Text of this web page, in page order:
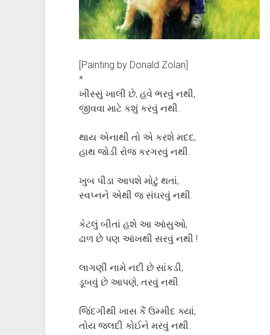
[Painting by Donald Zolan]
*
ખીસ્સું ખાલી છે, હવે ભરવું નથી,
જીવવા માટે કશું કરવું નથી.
થાય એનાથી તો એ કરશે મદદ,
હાથ જોડી રોજ કરગરવું નથી.
ખુબ પીડા આપશે મોટું થતાં,
સ્વપ્નને એથી જ સંઘરવું નથી.
કેટલું બીતાં હશે આ આંસુઓ,
ઢાળ છે પણ આંખથી સરવું નથી !
લાગણી નામે નદી છે સાંકડી,
ડૂબવું છે આપણે, તરવું નથી.
જિંદગીથી ખાસ કૈં ઉમ્મીદ ક્યાં,
તોય જલદી કોઈને મરવું નથી.